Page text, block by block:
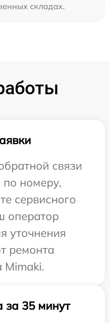
складах.
связи
номеру,
сервисного
оператор
уточнения
ремонта
Mimaki.
за 35 минут